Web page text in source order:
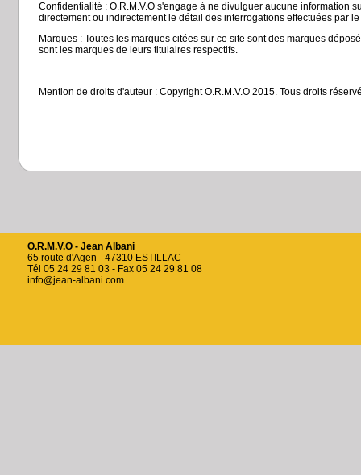
Confidentialité : O.R.M.V.O s'engage à ne divulguer aucune information
directement ou indirectement le détail des interrogations effectuées par
Marques : Toutes les marques citées sur ce site sont des marques
sont les marques de leurs titulaires respectifs.
Mention de droits d'auteur : Copyright O.R.M.V.O 2015. Tous droits
O.R.M.V.O - Jean Albani
65 route d'Agen - 47310 ESTILLAC
Tél 05 24 29 81 03 - Fax 05 24 29 81 08
info@jean-albani.com